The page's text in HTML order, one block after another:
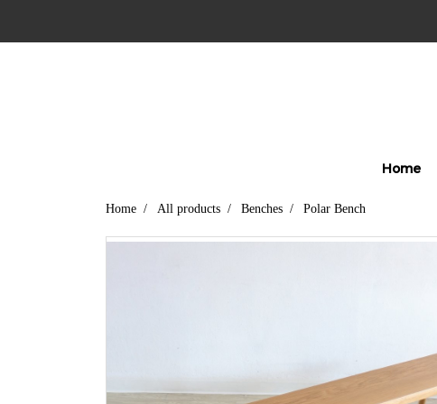
Home
Home All products Benches Polar Bench